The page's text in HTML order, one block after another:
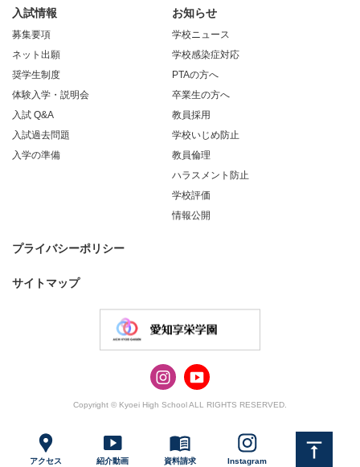
アクセス 紹介動画 資料請求 Instagram
入試情報
募集要項
ネット出願
奨学生制度
体験入学・説明会
入試 Q&A
入試過去問題
入学の準備
お知らせ
学校ニュース
学校感染症対応
PTAの方へ
卒業生の方へ
教員採用
学校いじめ防止
教員倫理
ハラスメント防止
学校評価
情報公開
プライバシーポリシー
サイトマップ
Copyright © Kyoei High School ALL RIGHTS RESERVED.